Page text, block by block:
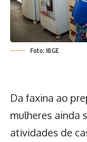
Foto: IBGE
Da faxina ao
mulheres ainda
atividades de